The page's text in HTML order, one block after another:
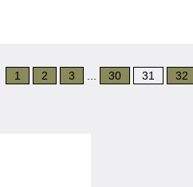
1 2 3 30 31 32